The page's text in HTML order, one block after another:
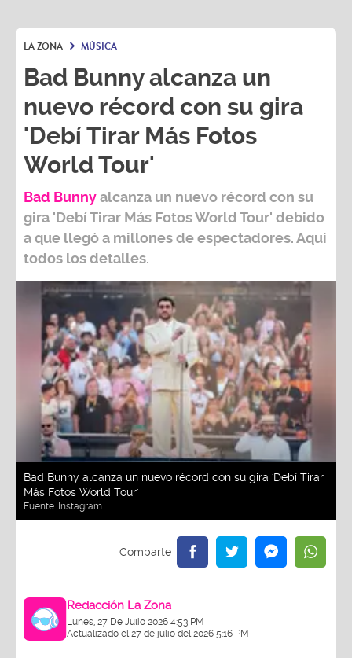
LA ZONA MÚSICA
Bad Bunny alcanza un
nuevo récord con su gira
'Debí Tirar Más Fotos
World Tour'
Bad Bunnyalcanza un nuevo récord con su
gira 'Debí Tirar Más Fotos World Tour' debido
a que llegó a millones de espectadores. Aquí
todos los detalles.
Bad Bunny alcanza un nuevo récord con su gira 'Debí Tirar
Más Fotos World Tour'
Fuente: Instagram
Redacción La Zona
Lunes, 27 De Julio 2026 4:53 PM
Actualizado el 27 de julio del 2026 5:16 PM